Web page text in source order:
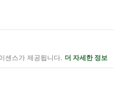
센스가 제공됩니다. 더 자세한 정보